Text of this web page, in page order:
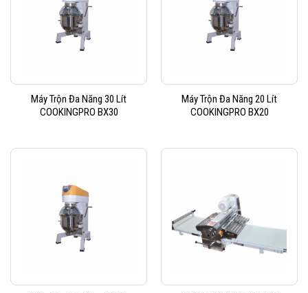
Máy Trộn Đa Năng 30 Lít
COOKINGPRO BX30
Máy Trộn Đa Năng 20 Lít
COOKINGPRO BX20